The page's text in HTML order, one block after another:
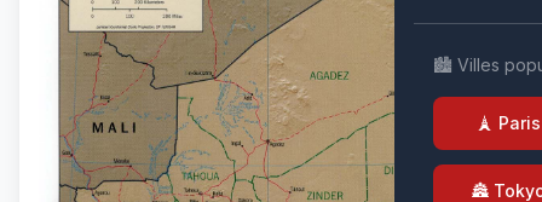
🏙️ Villes
🗼 Paris
🏯